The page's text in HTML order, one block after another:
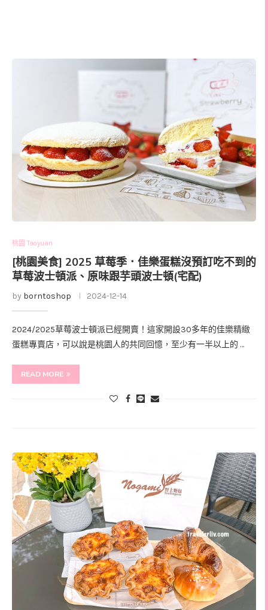
桃園 Taoyuan
[桃園美食] 2025 草莓季．佳樂蛋糕沒預訂吃不到的
草莓波士頓派、原味跟芋頭波士頓(宅配)
by borntoshop 2024-12-14
2024/2025草莓波士頓派已經開賣！這家開設30多年的佳樂精緻
蛋糕專賣店，可以說是桃園人的共同回憶，至少有一半以上的 …
READ MORE